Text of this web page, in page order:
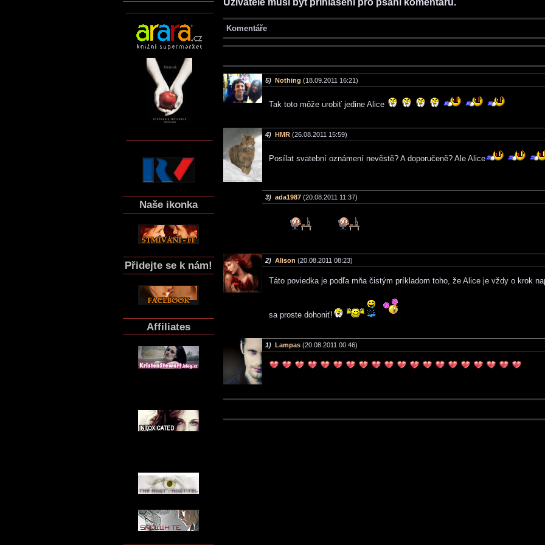
Naše ikonka
Přidejte se k nám!
Affiliates
Komentáře
5) Nothing (18.09.2011 16:21)
Tak toto môže urobiť jedine Alice
4) HMR (26.08.2011 15:59)
Posílat svatební oznámení nevěstě? A doporučeně? Ale Alice
3) ada1987 (20.08.2011 11:37)
2) Alison (20.08.2011 08:23)
Táto poviedka je podľa mňa čistým príkladom toho, že Alice je vždy o krok
sa proste dohoniť!
1) Lampas (20.08.2011 00:46)